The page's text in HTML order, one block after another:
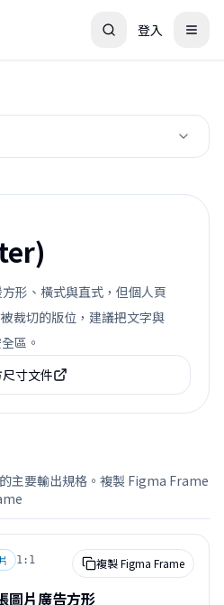
登入
形、橫式與直式，但個人頁
裁切的版位，建議把文字與
區。
寸文件
主要輸出規格。複製 Figma Frame
1:1 複製 Figma Frame
圖片廣告方形